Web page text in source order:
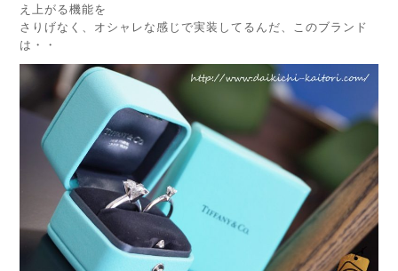
え上がる機能を
さりげなく、オシャレな感じで実装してるんだ、このブランド
は・・